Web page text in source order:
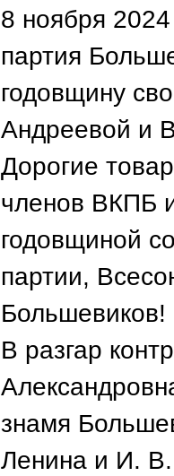
8 ноября
партия
годовщину
Андреевой и
Дорогие
членов ВКПБ
годовщиной
партии,
Большевиков!
В разгар
знамя
Ленина и И.